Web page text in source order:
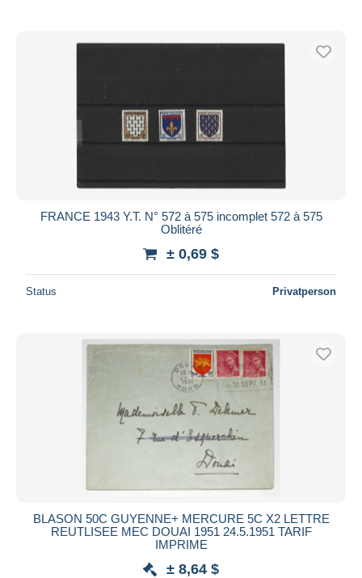
FRANCE 1943 Y.T. N° 572 à 575 incomplet 572 à 575
Oblitéré
± 0,69 $
Status Privatperson
BLASON 50C GUYENNE+ MERCURE 5C X2 LETTRE
REUTLISEE MEC DOUAI 1951 24.5.1951 TARIF
IMPRIME
± 8,64 $